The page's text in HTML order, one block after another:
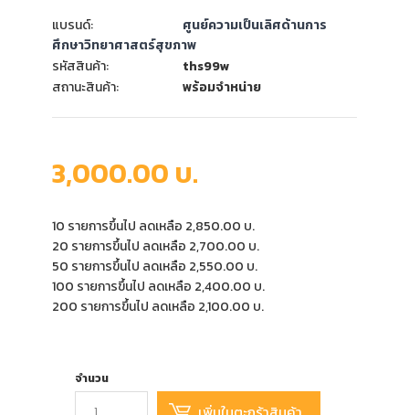
แบรนด์:
ศูนย์ความเป็นเลิศด้านการ
ศึกษาวิทยาศาสตร์สุขภาพ
รหัสสินค้า:
ths99w
สถานะสินค้า:
พร้อมจำหน่าย
3,000.00 บ.
10 รายการขึ้นไป ลดเหลือ 2,850.00 บ.
20 รายการขึ้นไป ลดเหลือ 2,700.00 บ.
50 รายการขึ้นไป ลดเหลือ 2,550.00 บ.
100 รายการขึ้นไป ลดเหลือ 2,400.00 บ.
200 รายการขึ้นไป ลดเหลือ 2,100.00 บ.
จำนวน